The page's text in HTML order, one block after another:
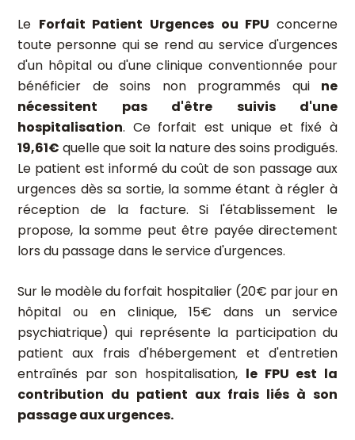
Le Forfait Patient Urgences ou FPUconcerne
toute personne qui se rend au service d'urgences
d'un hôpital ou d'une clinique conventionnée pour
bénéficier de soins non programmés qui ne
nécessitent pas d'être suivis d'une
hospitalisation. Ce forfait est unique et fixé à
19,61€ quelle que soit la nature des soins prodigués.
Le patient est informé du coût de son passage aux
urgences dès sa sortie, la somme étant à régler à
réception de la facture. Si l'établissement le
propose, la somme peut être payée directement
lors du passage dans le service d'urgences.
Sur le modèle du forfait hospitalier (20€ par jour en
hôpital ou en clinique, 15€ dans un service
psychiatrique) qui représente la participation du
patient aux frais d'hébergement et d'entretien
entraînés par son hospitalisation, le FPU est la
contribution du patient aux frais liés à son
passage aux urgences.